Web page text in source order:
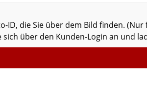
ID, die Sie über dem Bild finden.
über den Kunden-Login an und